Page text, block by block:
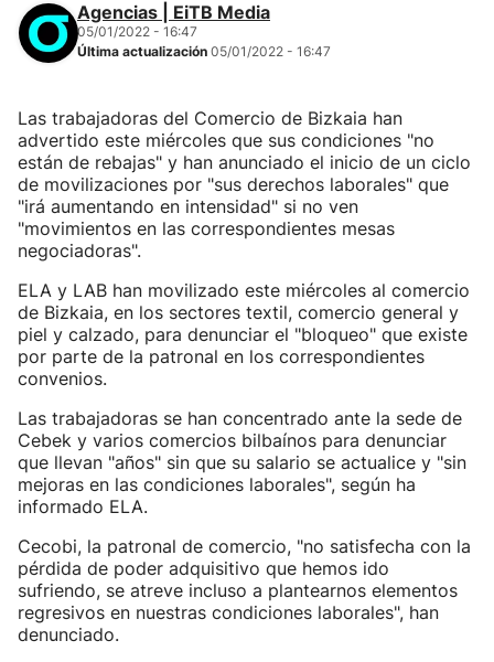
Agencias | EiTB Media
05/01/2022 - 16:47
Última actualización 05/01/2022 - 16:47
Las trabajadoras del Comercio de Bizkaia han
advertido este miércoles que sus condiciones "no
están de rebajas" y han anunciado el inicio de un ciclo
de movilizaciones por "sus derechos laborales" que
"irá aumentando en intensidad" si no ven
"movimientos en las correspondientes mesas
negociadoras".
ELA y LAB han movilizado este miércoles al comercio
de Bizkaia, en los sectores textil, comercio general y
piel y calzado, para denunciar el "bloqueo" que existe
por parte de la patronal en los correspondientes
convenios.
Las trabajadoras se han concentrado ante la sede de
Cebek y varios comercios bilbaínos para denunciar
que llevan "años" sin que su salario se actualice y "sin
mejoras en las condiciones laborales", según ha
informado ELA.
Cecobi, la patronal de comercio, "no satisfecha con la
pérdida de poder adquisitivo que hemos ido
sufriendo, se atreve incluso a plantearnos elementos
regresivos en nuestras condiciones laborales", han
denunciado.